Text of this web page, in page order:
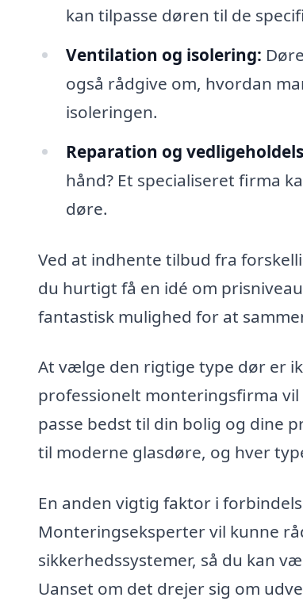
kan tilpasse døren til de
Ventilation og isolering:
også rådgive om, hvordan
isoleringen.
Reparation og
hånd? Et specialiseret firma
døre.
Ved at indhente tilbud fra
du hurtigt få en idé om
fantastisk mulighed for at
At vælge den rigtige type dør er
professionelt monteringsfirma
passe bedst til din bolig og dine
til moderne glasdøre, og hver
En anden vigtig faktor i
Monteringseksperter vil kunne
sikkerhedssystemer, så du kan
Uanset om det drejer sig om